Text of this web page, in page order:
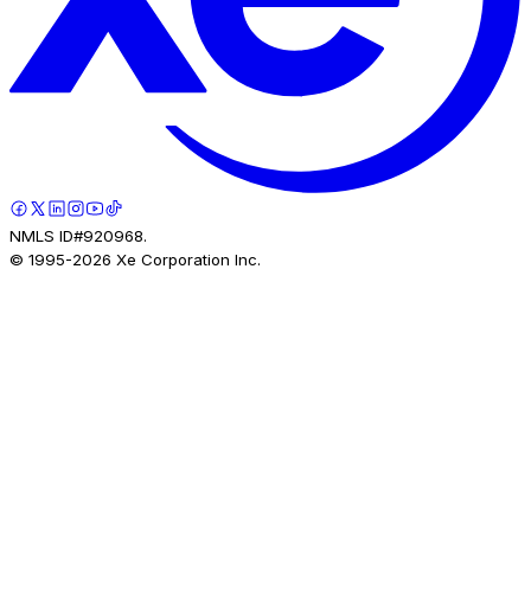
NMLS ID#920968.
© 1995-2026 Xe Corporation Inc.